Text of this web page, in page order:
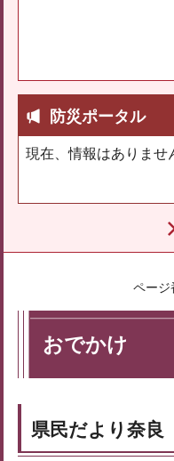
防災ポータル
現在、情報はありませ
ページ
おでかけ
県民だより奈良